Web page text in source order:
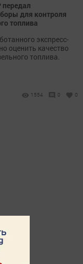
для контроля
топлива
экспресс-
оценить качество
топлива.
1554 0 0